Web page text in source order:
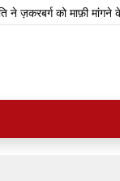
को माफ़ी मांगने के